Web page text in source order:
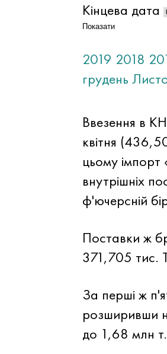
Кінцева дата
Показати
2019 2018
грудень
Ввезення в
квітня
цьому імпорт
внутрішніх
ф'ючерсній
Поставки ж
371,705 тис.
За перші ж
розширивши
до 1,68 млн т.